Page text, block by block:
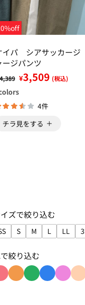
イパ シアサッカージ
ージパンツ
¥3,509 (税込)
4件
チラ見をする
ズで絞り込む
サイズで絞り込み: SS
S
サイズで絞り込み: S
M
サイズで絞り込
L
サイズで絞
LL
サイ
絞り込む